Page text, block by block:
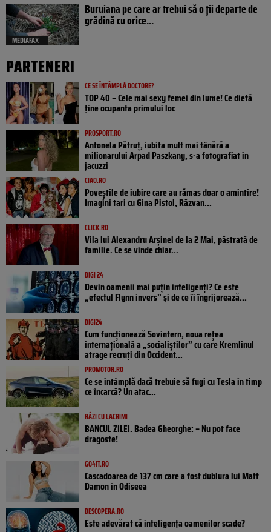
MEDIAFAX
Buruiana pe care ar trebui să o ții departe de
grădină cu orice...
PARTENERI
CE SE ÎNTÂMPLĂ DOCTORE?
TOP 40 – Cele mai sexy femei din lume! Ce dietă
ține ocupanta primului loc
PROSPORT.RO
Antonela Pătruț, iubita mult mai tânără a
milionarului Arpad Paszkany, s-a fotografiat în
jacuzzi
CIAO.RO
Poveştile de iubire care au rămas doar o amintire!
Imagini tari cu Gina Pistol, Răzvan...
CLICK.RO
Vila lui Alexandru Arșinel de la 2 Mai, păstrată de
familie. Ce se vinde chiar...
DIGI 24
Devin oamenii mai puțin inteligenți? Ce este
„efectul Flynn invers” și de ce îi îngrijorează...
DIGI24
Cum funcționează Sovintern, noua rețea
internațională a „socialiștilor” cu care Kremlinul
atrage recruți din Occident...
PROMOTOR.RO
Ce se întâmplă dacă trebuie să fugi cu Tesla în timp
ce încarcă? Un atac...
RÂZI CU LACRIMI
BANCUL ZILEI. Badea Gheorghe: – Nu pot face
dragoste!
GO4IT.RO
Cascadoarea de 137 cm care a fost dublura lui Matt
Damon în Odiseea
DESCOPERA.RO
Este adevărat că inteligența oamenilor scade?